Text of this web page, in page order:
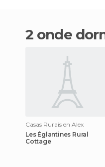
2 onde
Casas Rurais en Alex
Les Églantines Rural
Cottage